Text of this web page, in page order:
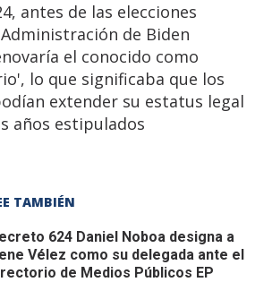
antes de las elecciones
de Biden
el conocido como
lo que significaba que los
extender su estatus legal
años estipulados
TAMBIÉN
624 Daniel Noboa designa a
Vélez como su delegada ante el
de Medios Públicos EP